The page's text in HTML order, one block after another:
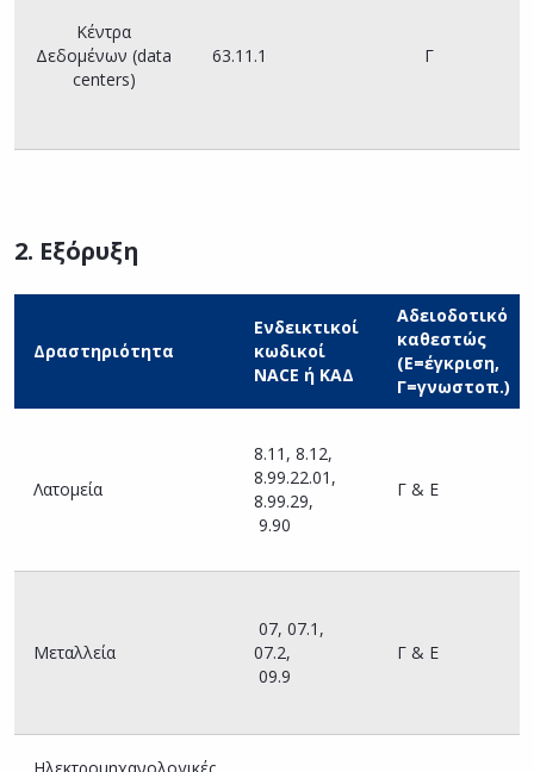
Κέντρα
Δεδομένων (data
centers)
63.11.1 Γ
2. Εξόρυξη
Δραστηριότητα
Ενδεικτικοί
κωδικοί
NACE ή ΚΑΔ
Αδειοδοτικό
καθεστώς
(Ε=έγκριση,
Γ=γνωστοπ.)
Λατομεία
8.11, 8.12,
8.99.22.01,
8.99.29,
9.90
Γ & Ε
Μεταλλεία
07, 07.1,
07.2,
09.9
Γ & Ε